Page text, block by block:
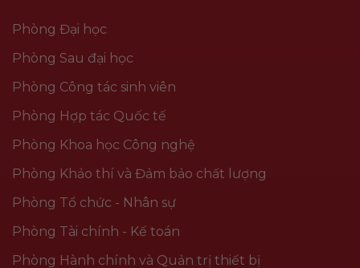
Phòng Đại học
Phòng Sau đại học
Phòng Công tác sinh viên
Phòng Hợp tác Quốc tế
Phòng Khoa học Công nghệ
Phòng Khảo thí và Đảm bảo chất lượng
Phòng Tổ chức - Nhân sự
Phòng Tài chính - Kế toán
Phòng Hành chính và Quản trị thiết bị